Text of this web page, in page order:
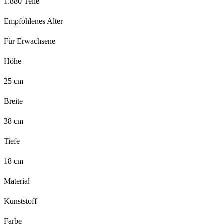
Empfohlenes Alter
Für Erwachsene
Höhe
25 cm
Breite
38 cm
Tiefe
18 cm
Material
Kunststoff
Farbe